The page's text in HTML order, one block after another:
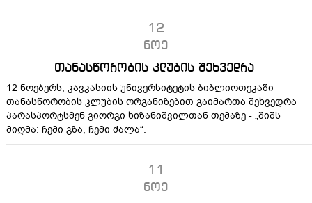
12
ნოე
თანასწორობის კლუბის შეხვედრა
12 ნოებერს, კავკასიის უნივერსიტეტის ბიბლიოთეკაში
თანასწორობის კლუბის ორგანიზებით გაიმართა შეხვედრა
პარასპორტსმენ გიორგი ხიზანიშვილთან თემაზე - „შიშს
მიღმა: ჩემი გზა, ჩემი ძალა“.
11
ნოე